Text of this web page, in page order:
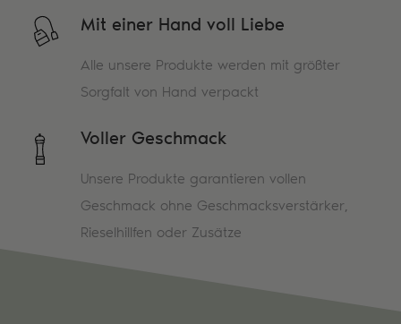
Mit einer Hand voll Liebe
Alle unsere Produkte werden mit größter
Sorgfalt von Hand verpackt
Voller Geschmack
Unsere Produkte garantieren vollen
Geschmack ohne Geschmacksverstärker,
Rieselhillfen oder Zusätze